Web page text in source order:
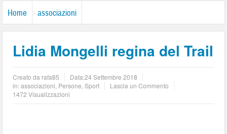
Home associazioni
Lidia Mongelli regina del Trail
Creato da rafa85 Data:24 Settembre 2018
in:associazioni Persone ,Sport
Lascia un Commento
1472 Visualizzazioni